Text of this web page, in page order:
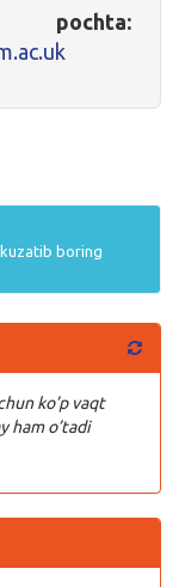
boring
ko’p vaqt
ham o’tadi